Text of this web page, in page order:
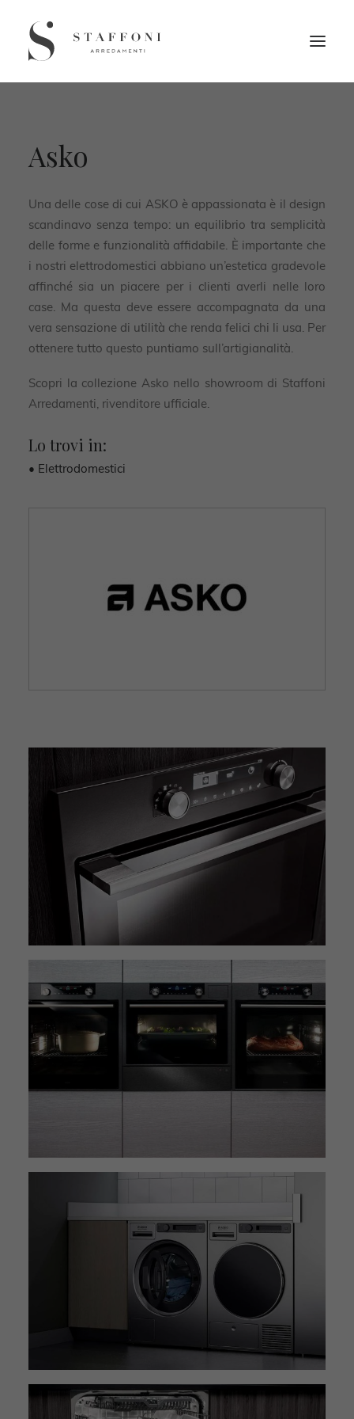
Asko
Una delle cose di cui ASKO è appassionata è il design
scandinavo senza tempo: un equilibrio tra semplicità
delle forme e funzionalità affidabile. È importante che
i nostri elettrodomestici abbiano un’estetica gradevole
affinché sia un piacere per i clienti averli nelle loro
case. Ma questa deve essere accompagnata da una
vera sensazione di utilità che renda felici chi li usa. Per
ottenere tutto questo puntiamo sull’artigianalità.
Scopri la collezione Asko nello showroom di Staffoni
Arredamenti, rivenditore ufficiale.
Lo trovi in:
• Elettrodomestici